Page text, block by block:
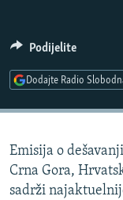
DNEVNO@RSE
SPECIJALI RSE
POPLAVE I KLIZIŠTA
TV LIBERTY
PRATITE NAS
Sve RFE/RL
Podijelite
Dodajte Radio
Emisija o
Crna Gora,
sadrži